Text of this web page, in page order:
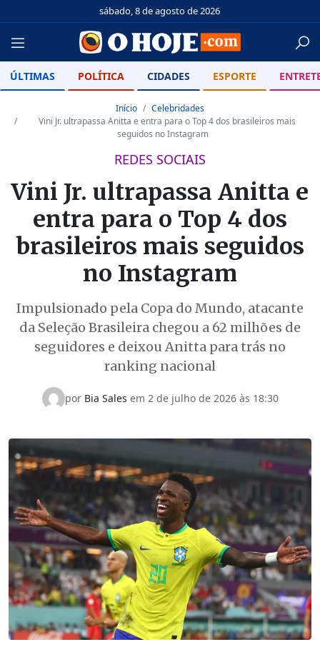
sábado, 8 de agosto de 2026
ÚLTIMAS POLÍTICA CIDADES ESPORTE
Início
Celebridades
Vini Jr. ultrapassa Anitta e entra para o Top 4 dos brasileiros mais
seguidos no Instagram
REDES SOCIAIS
Vini Jr. ultrapassa Anitta e
entra para o Top 4 dos
brasileiros mais seguidos
no Instagram
Impulsionado pela Copa do Mundo, atacante
da Seleção Brasileira chegou a 62 milhões de
seguidores e deixou Anitta para trás no
ranking nacional
por Bia Sales em 2 de julho de 2026 às 18:30